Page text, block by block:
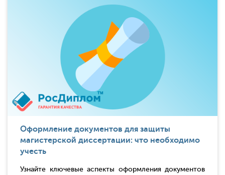
Оформление документов для защиты
магистерской диссертации: что необходимо
учесть
Узнайте ключевые аспекты оформления документов